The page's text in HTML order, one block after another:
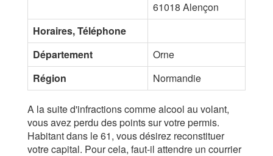
61018 Alençon
Horaires, Téléphone
Département
Orne
Région
Normandie
A la suite d'infractions comme alcool au volant,
vous avez perdu des points sur votre permis.
Habitant dans le 61, vous désirez reconstituer
votre capital. Pour cela, faut-il attendre un courrier